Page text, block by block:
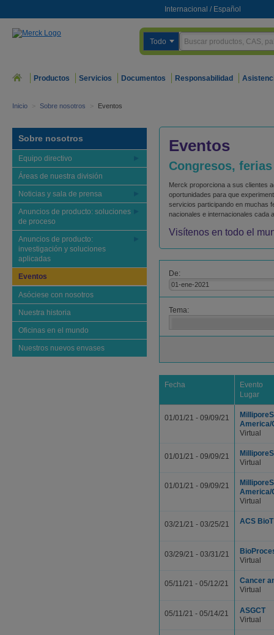
Internacional / Español
Todo
Productos Servicios Documentos Responsabilidad
Inicio > Sobre nosotros > Eventos
Sobre nosotros
Equipo directivo
Áreas de nuestra división
Noticias y sala de prensa
Anuncios de producto: soluciones
de proceso
Anuncios de producto:
investigación y soluciones
aplicadas
Eventos
Asóciese con nosotros
Nuestra historia
Oficinas en el mundo
Nuestros nuevos envases
Eventos
Congresos,
Merck proporciona a sus clientes
oportunidades para que
servicios participando en muchas
nacionales e internacionales cada
Visítenos en todo el
De
Tema
Fecha
Evento
Lugar
01/01/21 - 09/09/21
America/
Virtual
01/01/21 - 09/09/21
Virtual
01/01/21 - 09/09/21
America/
Virtual
03/21/21 - 03/25/21 ACS BioT
03/29/21 - 03/31/21
Virtual
05/11/21 - 05/12/21
Cancer
Virtual
05/11/21 - 05/14/21
ASGCT
Virtual